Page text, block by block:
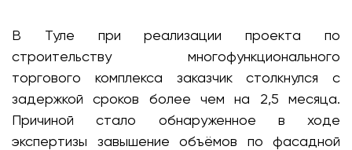
В Туле при реализации проекта по
строительству многофункционального
торгового комплекса заказчик столкнулся с
задержкой сроков более чем на 2,5 месяца.
Причиной стало обнаруженное в ходе
экспертизы завышение объёмов по фасадной